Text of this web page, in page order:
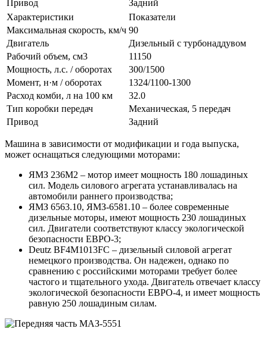
Привод
Задний
Характеристики
Показатели
Максимальная скорость, км/ч 90
Двигатель
Дизельный с турбонаддувом
Рабочий объем, см3
11150
Мощность, л.с. / оборотах
300/1500
Момент, н·м / оборотах
1324/1100-1300
Расход комби, л на 100 км
32.0
Тип коробки передач
Механическая, 5 передач
Привод
Задний
Машина в зависимости от модификации и года выпуска,
может оснащаться следующими моторами:
ЯМЗ 236М2 – мотор имеет мощность 180 лошадиных
сил. Модель силового агрегата устанавливалась на
автомобили раннего производства;
ЯМЗ 6563.10, ЯМЗ-6581.10 – более современные
дизельные моторы, имеют мощность 230 лошадиных
сил. Двигатели соответствуют классу экологической
безопасности ЕВРО-3;
Deutz BF4M1013FC – дизельный силовой агрегат
немецкого производства. Он надежен, однако по
сравнению с российскими моторами требует более
частого и тщательного ухода. Двигатель отвечает классу
экологической безопасности ЕВРО-4, и имеет мощность
равную 250 лошадиным силам.